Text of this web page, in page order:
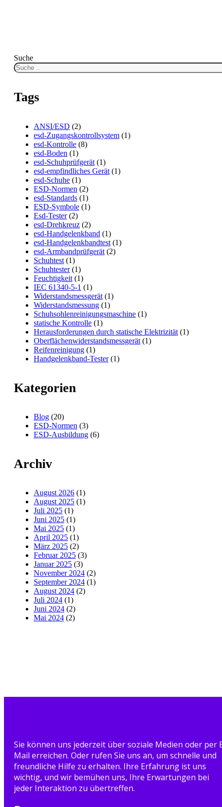
Suche
Tags
ANSI/ESD (2)
esd-Zugangskontrollsystem (1)
esd-Kontrolle (8)
esd-Boden (1)
esd-Schuhprüfgerät (1)
esd-empfindliches Gerät (1)
esd-Schuhe (1)
ESD-Normen (2)
esd-Standards (1)
ESD-Symbole (1)
Esd-Tester (2)
esd-Drehkreuz (2)
esd-Handgelenkband (1)
esd-Handgelenkbandtest (1)
esd-Armbandprüfgerät (2)
Schuhtest (1)
Schuhtester (1)
Feuchtigkeit (1)
IEC 61340-5-1 (1)
Widerstandsmessgerät (1)
Widerstandsmessung (1)
Schuhsohlenreinigungsmaschine (1)
statische Kontrolle (1)
Herausforderungen durch statische Elektrizität (1)
Oberflächenwiderstandsmessgerät (1)
Reifenreinigung (1)
Handgelenkband-Tester (1)
Kategorien
Blog (20)
ESD-Normen (3)
ESD-Ausbildung (6)
Archiv
August 2026 (1)
August 2025 (1)
Juli 2025 (1)
Juni 2025 (1)
Mai 2025 (1)
April 2025 (1)
März 2025 (2)
Februar 2025 (3)
Januar 2025 (3)
November 2024 (2)
September 2024 (1)
August 2024 (2)
Juli 2024 (1)
Juni 2024 (2)
Mai 2024 (2)
Sie können uns jederzeit über soziale Medien oder per
Mail erreichen. Oder rufen Sie uns an, um schnelle und
freundliche Hilfe zu erhalten. Ihre Erfahrung ist uns
wichtig, und wir bemühen uns, Ihre Erwartungen bei
jeder Interaktion zu übertreffen.